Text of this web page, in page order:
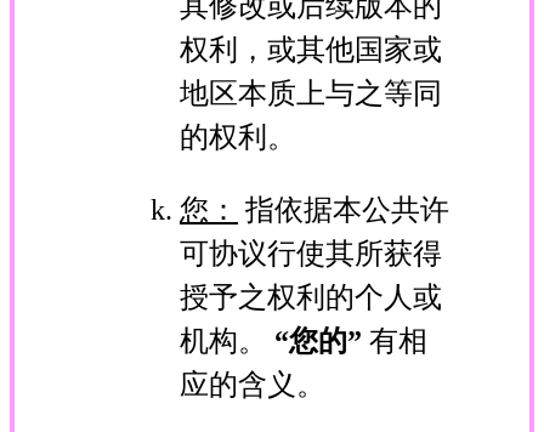
权利，或其他国家或
地区本质上与之等同
的权利。
您：
指依据本公共许
可协议行使其所获得
授予之权利的个人或
机构。 “您的” 有相
应的含义。